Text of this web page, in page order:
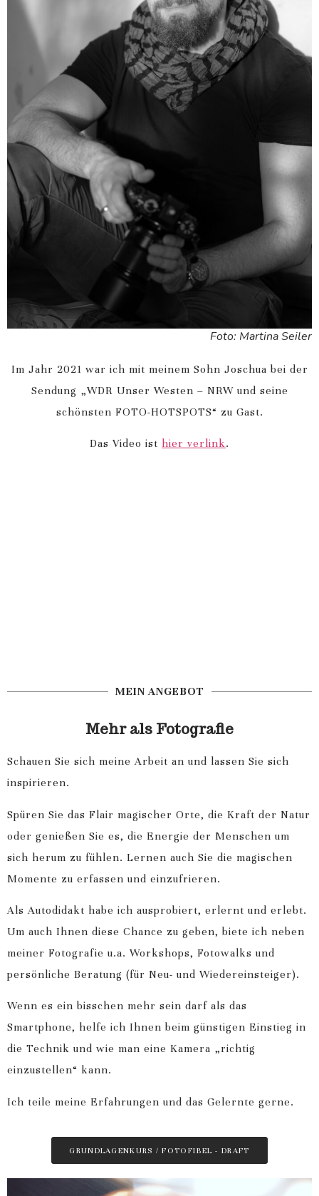
Foto: Martina Seiler
Im Jahr 2021 war ich mit meinem Sohn Joschua bei der
Sendung „WDR Unser Westen – NRW und seine
schönsten FOTO-HOTSPOTS“ zu Gast.
Das Video ist hier verlink.
MEIN ANGEBOT
Mehr als Fotografie
Schauen Sie sich meine Arbeit an und lassen Sie sich
inspirieren.
Spüren Sie das Flair magischer Orte, die Kraft der Natur
oder genießen Sie es, die Energie der Menschen um
sich herum zu fühlen. Lernen auch Sie die magischen
Momente zu erfassen und einzufrieren.
Als Autodidakt habe ich ausprobiert, erlernt und erlebt.
Um auch Ihnen diese Chance zu geben, biete ich neben
meiner Fotografie u.a. Workshops, Fotowalks und
persönliche Beratung (für Neu- und Wiedereinsteiger).
Wenn es ein bisschen mehr sein darf als das
Smartphone, helfe ich Ihnen beim günstigen Einstieg in
die Technik und wie man eine Kamera „richtig
einzustellen“ kann.
Ich teile meine Erfahrungen und das Gelernte gerne.
GRUNDLAGENKURS / FOTOFIBEL - DRAFT